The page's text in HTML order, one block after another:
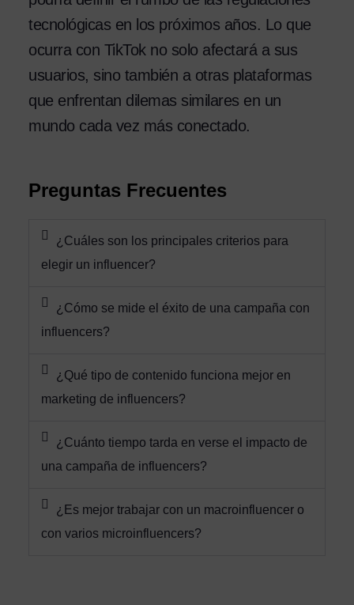
tecnológicas en los próximos años. Lo que
ocurra con TikTok no solo afectará a sus
usuarios, sino también a otras plataformas
que enfrentan dilemas similares en un
mundo cada vez más conectado.
Preguntas Frecuentes
¿Cuáles son los principales criterios para
elegir un influencer?
¿Cómo se mide el éxito de una campaña con
influencers?
¿Qué tipo de contenido funciona mejor en
marketing de influencers?
¿Cuánto tiempo tarda en verse el impacto de
una campaña de influencers?
¿Es mejor trabajar con un macroinfluencer o
con varios microinfluencers?